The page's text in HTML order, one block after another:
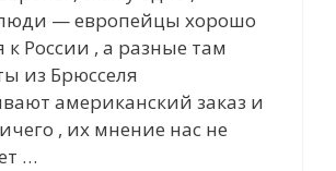
— европейцы хорошо
к России , а разные там
из Брюсселя
американский заказ и
, их мнение нас не
…